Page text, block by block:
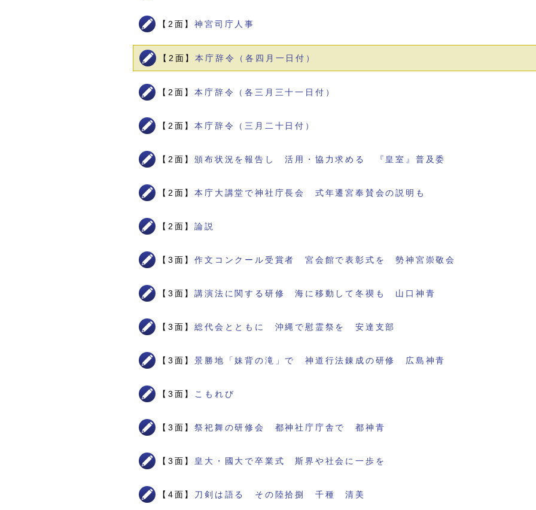
【2面】神宮司庁人事
【2面】本庁辞令（各四月一日付）
【2面】本庁辞令（各三月三十一日付）
【2面】本庁辞令（三月二十日付）
【2面】頒布状況を報告し 活用・協力求める 『皇室』普及委
【2面】本庁大講堂で神社庁長会 式年遷宮奉賛会の説明も
【2面】論説
【3面】作文コンクール受賞者 宮会館で表彰式を 勢神宮崇敬会
【3面】講演法に関する研修 海に移動して冬禊も 山口神青
【3面】総代会とともに 沖縄で慰霊祭を 安達支部
【3面】景勝地「妹背の滝」で 神道行法錬成の研修 広島神青
【3面】 こもれび
【3面】祭祀舞の研修会 都神社庁庁舎で 都神青
【3面】 皇大・國大で卒業式 斯界や社会に一歩を
【4面】 刀剣は語る その陸拾捌 千種 清美